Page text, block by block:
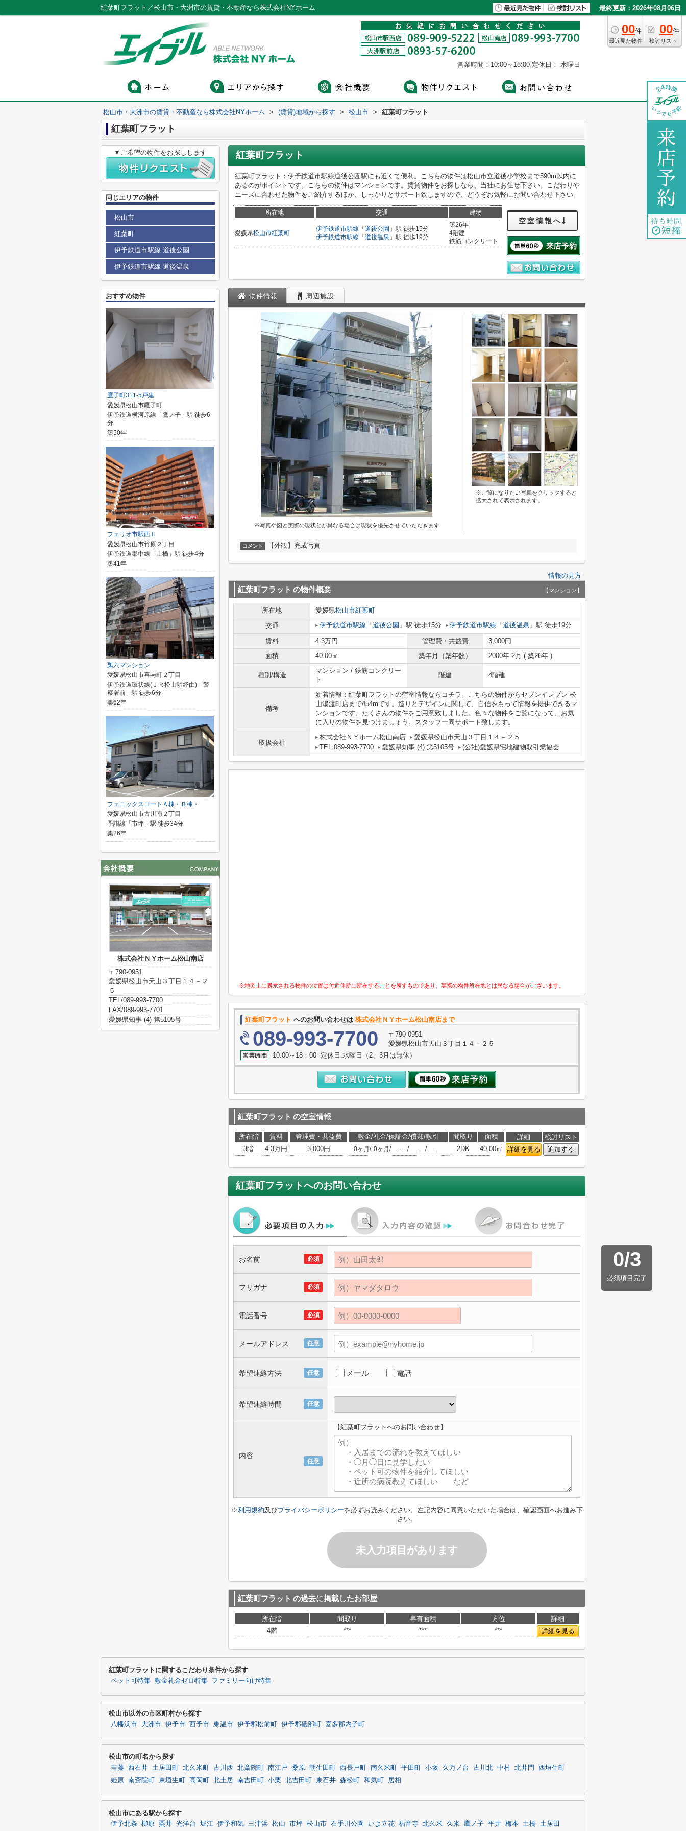
紅葉町フラット／松山市・大洲市の賃貸・不動産なら株式会社NYホーム 最終更新：2026年08月06日
00件
最近見た物件
00件
検討リスト
営業時間：10:00～18:00 定休日： 水曜日
松山市・大洲市の賃貸・不動産なら株式会社NYホーム > (賃貸)地域から探す > 松山市 > 紅葉町フラット
紅葉町フラット
紅葉町フラット
紅葉町フラット：伊予鉄道市駅線道後公園駅にも近くて便利。こちらの物件は松山市立道後小学校まで590m以内に
あるのがポイントです。こちらの物件はマンションです。賃貸物件をお探しなら、当社にお任せ下さい。こだわりや
ニーズに合わせた物件をご紹介するほか、しっかりとサポート致しますので、どうぞお気軽にお問い合わせ下さい。
所在地 交通 建物
愛媛県松山市紅葉町
伊予鉄道市駅線 「 道後公園 」駅 徒歩15分
伊予鉄道市駅線 「 道後温泉 」駅 徒歩19分
築26年
4階建
鉄筋コンクリート
空室情報へ
物件情報 周辺施設
※写真や図と実際の現状とが異なる場合は現状を優先させていただきます
※ご覧になりたい写真をクリックすると
拡大されて表示されます。
コメント 【外観】完成写真
情報の見方
紅葉町フラット の物件概要 【マンション】
所在地 愛媛県松山市紅葉町
交通
伊予鉄道市駅線 「 道後公園 」駅 徒歩15分 伊予鉄道市駅線 「 道後温泉 」駅 徒歩19分
賃料 4.3万円 管理費・共益費
3,000円
面積
40.00㎡ 築年月（築年数） 2000年 2月 ( 築26年 )
種別/構造
マンション / 鉄筋コンクリー
ト
階建 4階建
備考
新着情報：紅葉町フラットの空室情報ならコチラ。こちらの物件からセブンイレブン 松
山湯渡町店まで454mです。造りとデザインに関して、自信をもって情報を提供できるマ
ンションです。たくさんの物件をご用意致しました。色々な物件をご覧になって、お気
に入りの物件を見つけましょう。スタッフ一同サポート致します。
取扱会社
株式会社ＮＹホーム松山南店
愛媛県松山市天山３丁目１４－２５
TEL:089-993-7700
愛媛県知事 (4) 第5105号 (公社)愛媛県宅地建物取引業協会
※地図上に表示される物件の位置は付近住所に所在することを表すものであり、実際の物件所在地とは異なる場合がございます。
紅葉町フラット へのお問い合わせは 株式会社ＮＹホーム松山南店まで
089-993-7700
〒790-0951
愛媛県松山市天山３丁目１４－２５
10:00～18：00 定休日:水曜日（2、3月は無休）
紅葉町フラット の空室情報
所在階 賃料 管理費・共益費 敷金/礼金/保証金/償却/敷引 間取り 面積 詳細
検討リスト
3階
4.3万円 3,000円 0ヶ月 / 0ヶ月 / - / - / - 2DK 40.00㎡ 詳細を見る 追加する
紅葉町フラットへのお問い合わせ
0/3
必須項目完了
必須
お名前
必須
フリガナ
必須
電話番号
任意
メールアドレス
任意
希望連絡方法 メール 電話
任意
希望連絡時間
任意
内容
【紅葉町フラットへのお問い合わせ】
※利用規約及びプライバシーポリシーを必ずお読みください。左記内容に同意いただいた場合は、確認画面へお進み下
さい。
未入力項目があります
紅葉町フラット の過去に掲載したお部屋
所在階 間取り 専有面積 方位
詳細
4階
*** *** *** 詳細を見る
▼ご希望の物件をお探しします
同じエリアの物件
松山市
紅葉町
伊予鉄道市駅線 道後公園
伊予鉄道市駅線 道後温泉
おすすめ物件
鷹子町311-5戸建
愛媛県松山市鷹子町
伊予鉄道横河原線「鷹ノ子」駅 徒歩6
分
築50年
フェリオ市駅西Ⅱ
愛媛県松山市竹原２丁目
伊予鉄道郡中線「土橋」駅 徒歩4分
築41年
瓢六マンション
愛媛県松山市喜与町２丁目
伊予鉄道環状線(ＪＲ松山駅経由)「警
察署前」駅 徒歩6分
築62年
フェニックスコートＡ棟・Ｂ棟・
愛媛県松山市古川南２丁目
予讃線「市坪」駅 徒歩34分
築26年
株式会社ＮＹホーム松山南店
〒790-0951
愛媛県松山市天山３丁目１４－２
５
TEL/089-993-7700
FAX/089-993-7701
愛媛県知事 (4) 第5105号
紅葉町フラットに関するこだわり条件から探す
ペット可特集 敷金礼金ゼロ特集 ファミリー向け特集
松山市以外の市区町村から探す
八幡浜市 大洲市 伊予市 西予市 東温市 伊予郡松前町 伊予郡砥部町 喜多郡内子町
松山市の町名から探す
吉藤 西石井 土居田町 北久米町 古川西 北斎院町 南江戸 桑原 朝生田町 西長戸町 南久米町 平田町 小坂 久万ノ台 古川北 中村 北井門
西垣生町
姫原
南斎院町 東垣生町 高岡町 北土居 南吉田町 小栗 北吉田町 東石井 森松町 和気町 居相
松山市にある駅から探す
伊予北条 柳原 粟井 光洋台 堀江 伊予和気 三津浜 松山 市坪 松山市 石手川公園 いよ立花 福音寺 北久米 久米 鷹ノ子 平井 梅本 土橋 土居田